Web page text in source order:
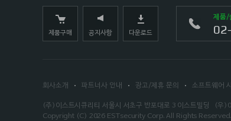
제품구매 공지사항 다운로드
제품/
회사소개 파트너사 안내 광고/제휴 문의 소프트웨어
(주)이스트시큐리티 서울시 서초구 반포대로 3 이스트빌딩 (우
Copyright (C) 2026 ESTsecurity Corp. All Rights Reserved.